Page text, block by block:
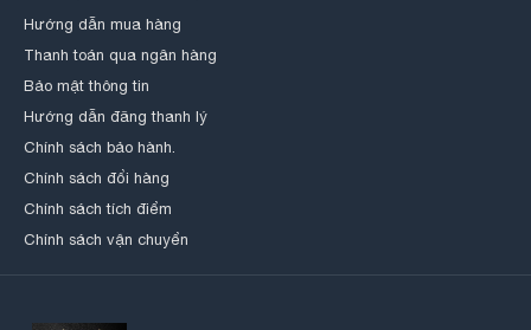
Hướng dẫn mua hàng
Thanh toán qua ngân hàng
Bảo mật thông tin
Hướng dẫn đăng thanh lý
Chính sách bảo hành.
Chính sách đổi hàng
Chính sách tích điểm
Chính sách vận chuyển